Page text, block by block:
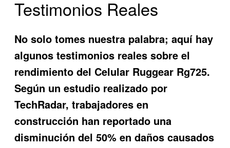
Testimonios Reales
No solo tomes nuestra palabra; aquí hay
algunos testimonios reales sobre el
rendimiento del Celular Ruggear Rg725.
Según un estudio realizado por
TechRadar, trabajadores en
construcción han reportado una
disminución del 50% en daños causados